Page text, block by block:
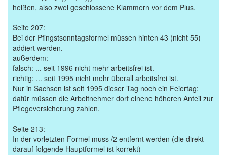
heißen, also zwei geschlossene Klammern vor dem Plus.
Seite 207:
Bei der Pfingstsonntagsformel müssen hinten 43 (nicht 55)
addiert werden.
außerdem:
falsch: ... seit 1996 nicht mehr arbeitsfrei ist.
richtig: ... seit 1995 nicht mehr überall arbeitsfrei ist.
Nur in Sachsen ist seit 1995 dieser Tag noch ein Feiertag;
dafür müssen die Arbeitnehmer dort einene höheren Anteil zur
Pflegeversicherung zahlen.
Seite 213:
In der vorletzten Formel muss /2 entfernt werden (die direkt
darauf folgende Hauptformel ist korrekt)